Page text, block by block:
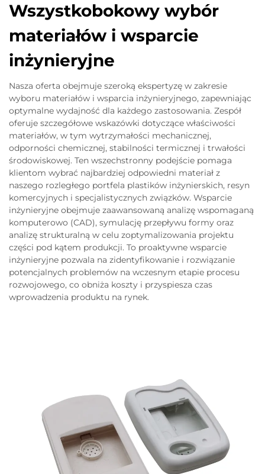
Wszystkobokowy wybór
materiałów i wsparcie
inżynieryjne
Nasza oferta obejmuje szeroką ekspertyzę w zakresie
wyboru materiałów i wsparcia inżynieryjnego, zapewniając
optymalne wydajność dla każdego zastosowania. Zespół
oferuje szczegółowe wskazówki dotyczące właściwości
materiałów, w tym wytrzymałości mechanicznej,
odporności chemicznej, stabilności termicznej i trwałości
środowiskowej. Ten wszechstronny podejście pomaga
klientom wybrać najbardziej odpowiedni materiał z
naszego rozległego portfela plastików inżynierskich, resyn
komercyjnych i specjalistycznych związków. Wsparcie
inżynieryjne obejmuje zaawansowaną analizę wspomaganą
komputerowo (CAD), symulację przepływu formy oraz
analizę strukturalną w celu zoptymalizowania projektu
części pod kątem produkcji. To proaktywne wsparcie
inżynieryjne pozwala na zidentyfikowanie i rozwiązanie
potencjalnych problemów na wczesnym etapie procesu
rozwojowego, co obniża koszty i przyspiesza czas
wprowadzenia produktu na rynek.